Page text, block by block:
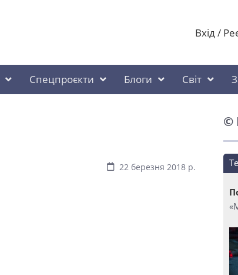
Вхід /
Спецпроєкти Блоги Світ
22 березня 2018 р.
©